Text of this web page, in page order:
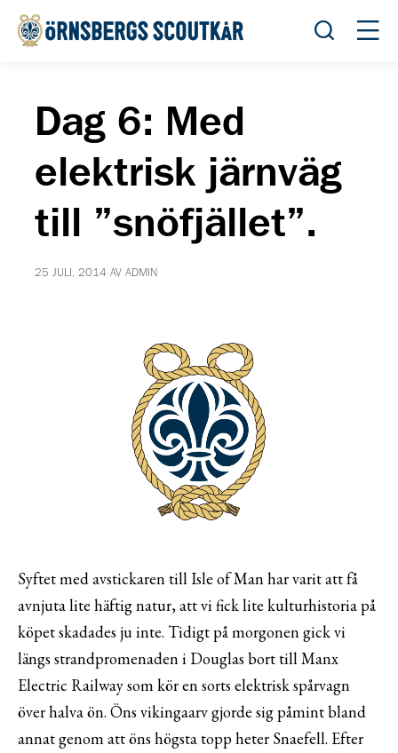
Öppna
Dag 6: Med
elektrisk järnväg
till ”snöfjället”.
25 JULI, 2014 AV ADMIN
Syftet med avstickaren till Isle of Man har varit att få
avnjuta lite häftig natur, att vi fick lite kulturhistoria på
köpet skadades ju inte. Tidigt på morgonen gick vi
längs strandpromenaden i Douglas bort till Manx
Electric Railway som kör en sorts elektrisk spårvagn
över halva ön. Öns vikingaarv gjorde sig påmint bland
annat genom att öns högsta topp heter Snaefell. Efter